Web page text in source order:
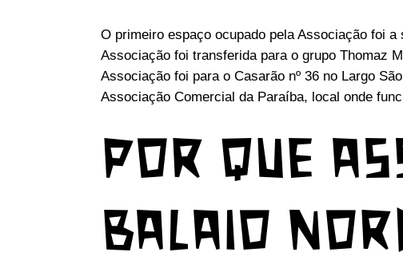
O primeiro espaço ocupado pela Associação foi
Associação foi transferida para o grupo Thomaz
Associação foi para o Casarão nº 36 no Largo
Associação Comercial da Paraíba, local onde
POR QUE
BALAIO